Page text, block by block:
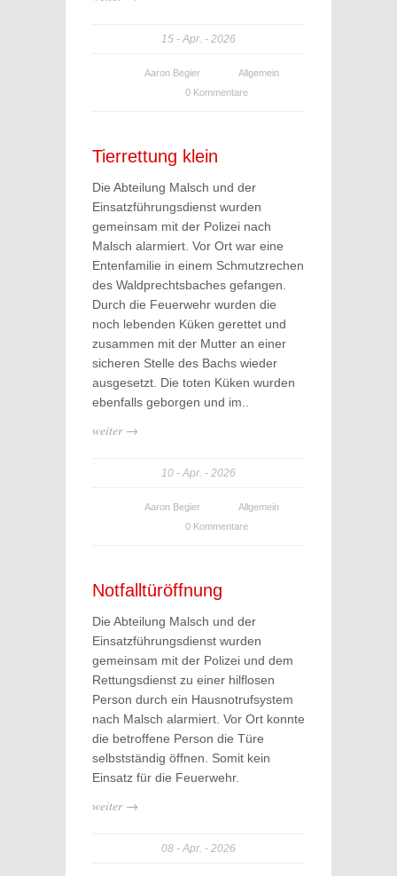
15 Apr. 2026
Aaron Begier
Allgemein
0 Kommentare
Tierrettung klein
Die Abteilung Malsch und der
Einsatzführungsdienst wurden
gemeinsam mit der Polizei nach
Malsch alarmiert. Vor Ort war eine
Entenfamilie in einem Schmutzrechen
des Waldprechtsbaches gefangen.
Durch die Feuerwehr wurden die
noch lebenden Küken gerettet und
zusammen mit der Mutter an einer
sicheren Stelle des Bachs wieder
ausgesetzt. Die toten Küken wurden
ebenfalls geborgen und im..
weiter →
10 Apr. 2026
Aaron Begier
Allgemein
0 Kommentare
Notfalltüröffnung
Die Abteilung Malsch und der
Einsatzführungsdienst wurden
gemeinsam mit der Polizei und dem
Rettungsdienst zu einer hilflosen
Person durch ein Hausnotrufsystem
nach Malsch alarmiert. Vor Ort konnte
die betroffene Person die Türe
selbstständig öffnen. Somit kein
Einsatz für die Feuerwehr.
weiter →
08 Apr. 2026